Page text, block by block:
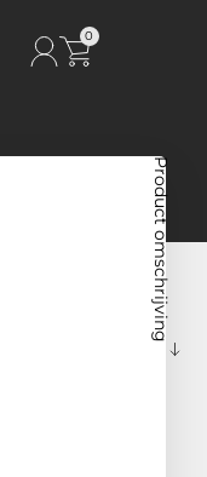
0
Product omschrijving